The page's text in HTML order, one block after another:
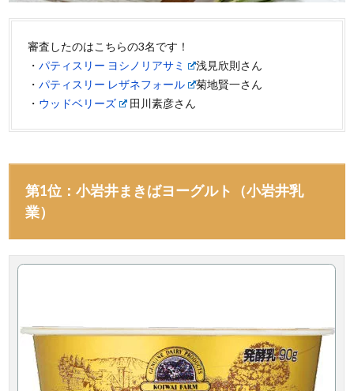
審査したのはこちらの3名です！
・パティスリー ヨシノリアサミ
浅見欣則さん
・パティスリー レザネフォール
菊地賢一さん
・ ウッドベリーズ 田川素彦さん
第1位：小岩井まきばヨーグルト（小岩井乳
業）